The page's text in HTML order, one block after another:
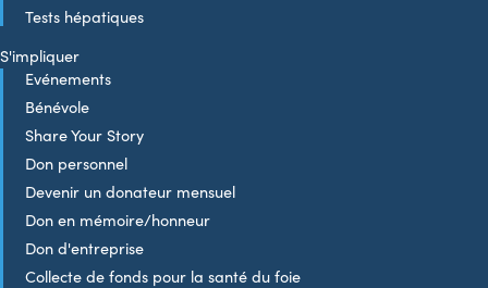
Tests hépatiques
S'impliquer
Evénements
Bénévole
Share Your Story
Don personnel
Devenir un donateur mensuel
Don en mémoire/honneur
Don d'entreprise
Collecte de fonds pour la santé du foie